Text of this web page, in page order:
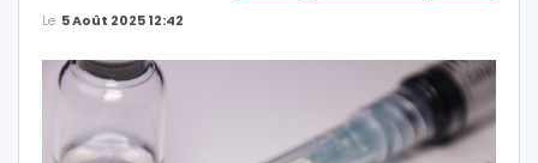
Le 5 Août 2025 12:42